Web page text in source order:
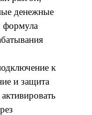
денежные
формула
к
и защита